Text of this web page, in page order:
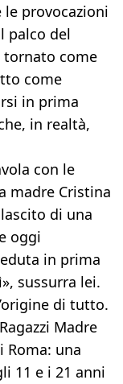
le provocazioni
palco del
tornato come
come
in prima
in realtà,
con le
madre Cristina
di una
oggi
in prima
sussurra lei.
di tutto.
Madre
Roma: una
11 e i 21 anni